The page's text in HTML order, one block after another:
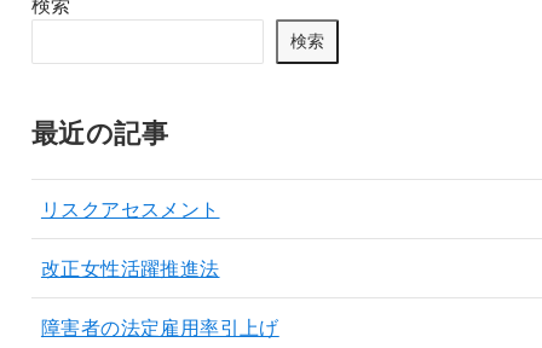
検索
最近の記事
リスクアセスメント
改正女性活躍推進法
障害者の法定雇用率引上げ